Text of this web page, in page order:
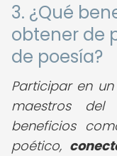
3. ¿Qué
obtener de
de poesía?
Participar en
maestros del
beneficios
poético,